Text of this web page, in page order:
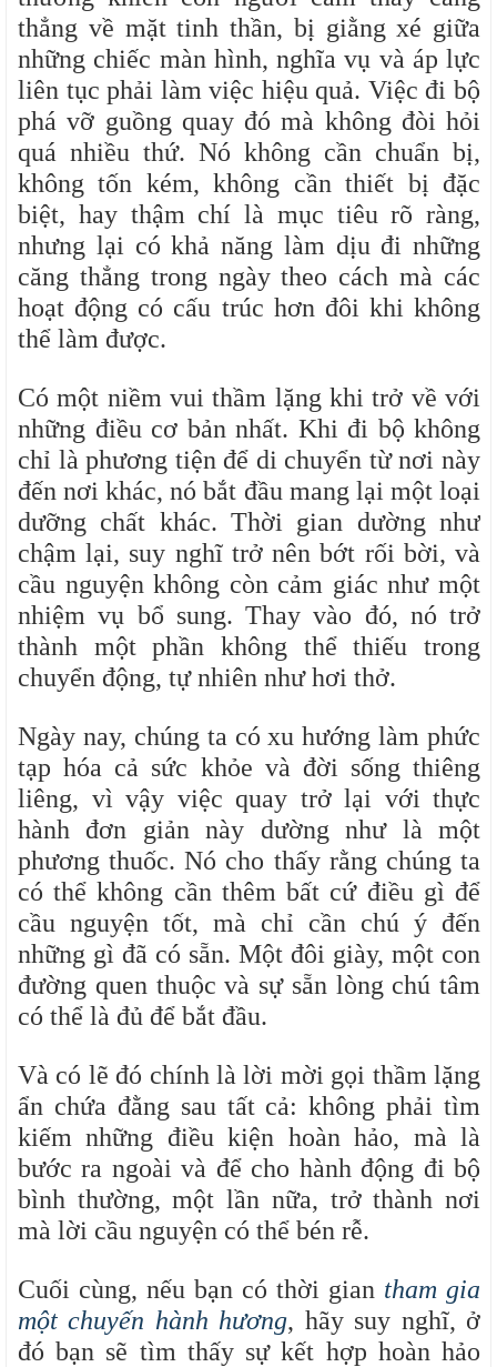
thẳng về mặt tinh thần, bị giằng xé giữa
những chiếc màn hình, nghĩa vụ và áp lực
liên tục phải làm việc hiệu quả. Việc đi bộ
phá vỡ guồng quay đó mà không đòi hỏi
quá nhiều thứ. Nó không cần chuẩn bị,
không tốn kém, không cần thiết bị đặc
biệt, hay thậm chí là mục tiêu rõ ràng,
nhưng lại có khả năng làm dịu đi những
căng thẳng trong ngày theo cách mà các
hoạt động có cấu trúc hơn đôi khi không
thể làm được.
Có một niềm vui thầm lặng khi trở về với
những điều cơ bản nhất. Khi đi bộ không
chỉ là phương tiện để di chuyển từ nơi này
đến nơi khác, nó bắt đầu mang lại một loại
dưỡng chất khác. Thời gian dường như
chậm lại, suy nghĩ trở nên bớt rối bời, và
cầu nguyện không còn cảm giác như một
nhiệm vụ bổ sung. Thay vào đó, nó trở
thành một phần không thể thiếu trong
chuyển động, tự nhiên như hơi thở.
Ngày nay, chúng ta có xu hướng làm phức
tạp hóa cả sức khỏe và đời sống thiêng
liêng, vì vậy việc quay trở lại với thực
hành đơn giản này dường như là một
phương thuốc. Nó cho thấy rằng chúng ta
có thể không cần thêm bất cứ điều gì để
cầu nguyện tốt, mà chỉ cần chú ý đến
những gì đã có sẵn. Một đôi giày, một con
đường quen thuộc và sự sẵn lòng chú tâm
có thể là đủ để bắt đầu.
Và có lẽ đó chính là lời mời gọi thầm lặng
ẩn chứa đằng sau tất cả: không phải tìm
kiếm những điều kiện hoàn hảo, mà là
bước ra ngoài và để cho hành động đi bộ
bình thường, một lần nữa, trở thành nơi
mà lời cầu nguyện có thể bén rễ.
Cuối cùng, nếu bạn có thời gian tham gia
một chuyến hành hương, hãy suy nghĩ, ở
đó bạn sẽ tìm thấy sự kết hợp hoàn hảo